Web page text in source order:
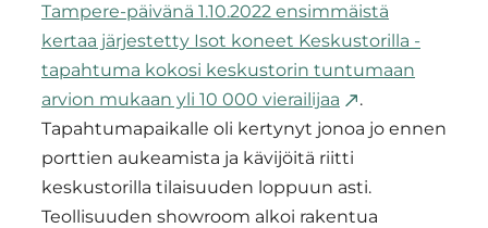
Tampere-päivänä 1.10.2022 ensimmäistä
kertaa järjestetty Isot koneet Keskustorilla -
tapahtuma kokosi keskustorin tuntumaan
arvion mukaan yli 10 000 vierailijaa
.
Tapahtumapaikalle oli kertynyt jonoa jo ennen
porttien aukeamista ja kävijöitä riitti
keskustorilla tilaisuuden loppuun asti.
Teollisuuden showroom alkoi rakentua